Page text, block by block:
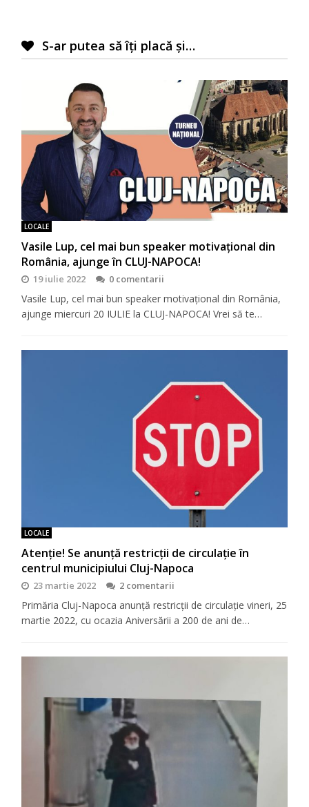
S-ar putea să îți placă și…
LOCALE
Vasile Lup, cel mai bun speaker motivaţional din
România, ajunge în CLUJ-NAPOCA!
19 iulie 2022 0 comentarii
Vasile Lup, cel mai bun speaker motivaţional din România,
ajunge miercuri 20 IULIE la CLUJ-NAPOCA! Vrei să te…
LOCALE
Atenție! Se anunță restricții de circulație în
centrul municipiului Cluj-Napoca
23 martie 2022 2 comentarii
Primăria Cluj-Napoca anunță restricții de circulație vineri, 25
martie 2022, cu ocazia Aniversării a 200 de ani de…